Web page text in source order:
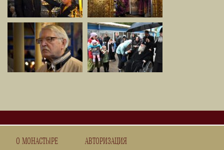
О МОНАСТЫРЕ АВТОРИЗАЦИЯ